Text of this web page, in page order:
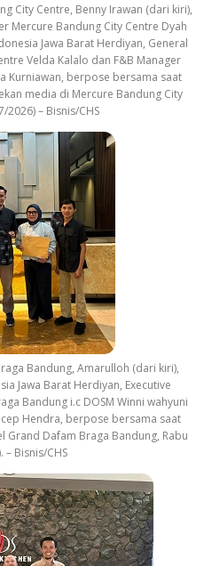
City Centre, Benny Irawan (dari kiri),
Mercure Bandung City Centre Dyah
Jawa Barat Herdiyan, General
Velda Kalalo dan F&B Manager
Kurniawan, berpose bersama saat
media di Mercure Bandung City
2026) – Bisnis/CHS
Bandung, Amarulloh (dari kiri),
Jawa Barat Herdiyan, Executive
Bandung i.c DOSM Winni wahyuni
Hendra, berpose bersama saat
Dafam Braga Bandung, Rabu
– Bisnis/CHS